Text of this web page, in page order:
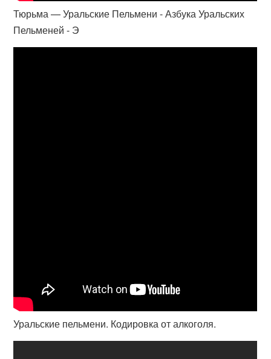
Тюрьма — Уральские Пельмени - Азбука Уральских
Пельменей - Э
Уральские пельмени. Кодировка от алкоголя.